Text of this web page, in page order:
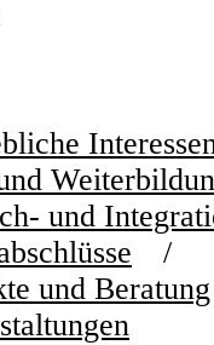
und
und Beratung